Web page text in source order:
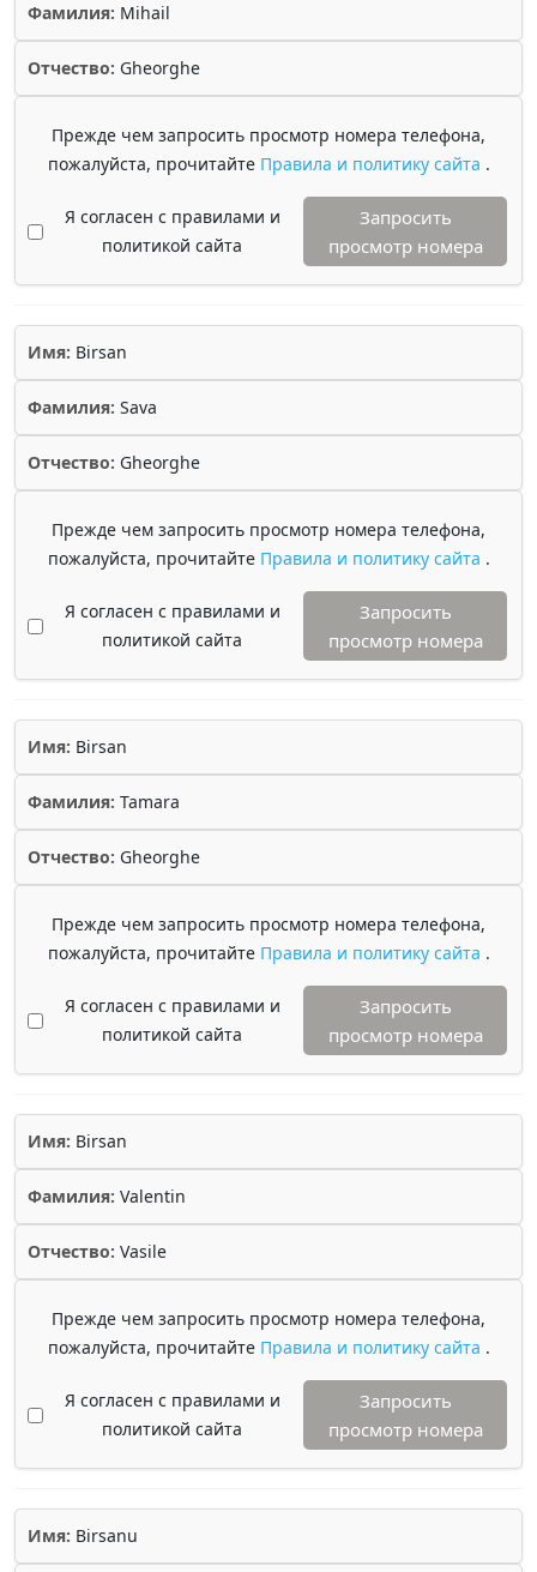
Фамилия: Mihail
Отчество: Gheorghe
Прежде чем запросить просмотр номера телефона,
пожалуйста, прочитайте Правила и политику сайта .
Я согласен с правилами и
политикой сайта
Запросить
просмотр номера
Имя: Birsan
Фамилия: Sava
Отчество: Gheorghe
Прежде чем запросить просмотр номера телефона,
пожалуйста, прочитайте Правила и политику сайта .
Я согласен с правилами и
политикой сайта
Запросить
просмотр номера
Имя: Birsan
Фамилия: Tamara
Отчество: Gheorghe
Прежде чем запросить просмотр номера телефона,
пожалуйста, прочитайте Правила и политику сайта .
Я согласен с правилами и
политикой сайта
Запросить
просмотр номера
Имя: Birsan
Фамилия: Valentin
Отчество: Vasile
Прежде чем запросить просмотр номера телефона,
пожалуйста, прочитайте Правила и политику сайта .
Я согласен с правилами и
политикой сайта
Запросить
просмотр номера
Имя: Birsanu